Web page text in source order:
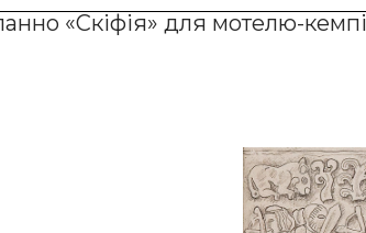
«Скіфія» для мотелю-